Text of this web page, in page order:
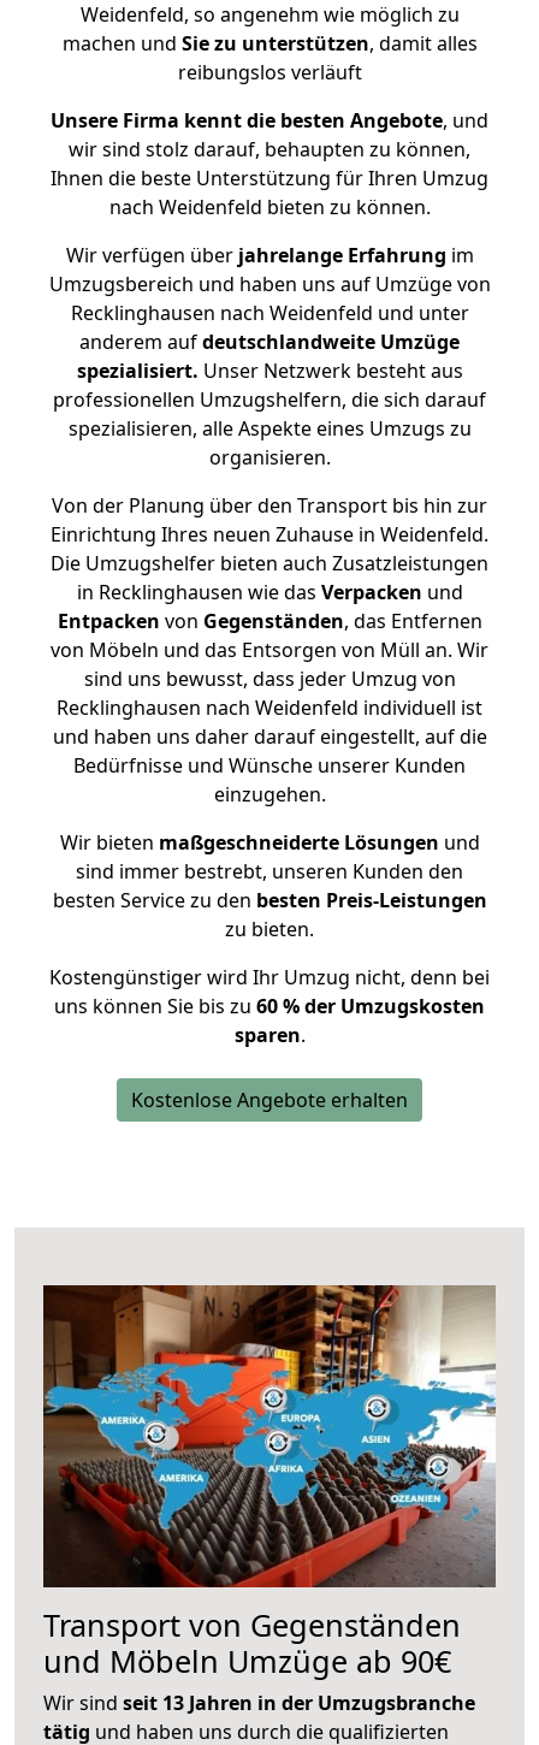
Weidenfeld, so angenehm wie möglich zu
machen und Sie zu unterstützen, damit alles
reibungslos verläuft
Unsere Firma kennt die besten Angebote, und
wir sind stolz darauf, behaupten zu können,
Ihnen die beste Unterstützung für Ihren Umzug
nach Weidenfeld bieten zu können.
Wir verfügen überjahrelange Erfahrung im
Umzugsbereich und haben uns auf Umzüge von
Recklinghausen nach Weidenfeld und unter
anderem aufdeutschlandweite Umzüge
spezialisiert. Unser Netzwerk besteht aus
professionellen Umzugshelfern, die sich darauf
spezialisieren, alle Aspekte eines Umzugs zu
organisieren.
Von der Planung über den Transport bis hin zur
Einrichtung Ihres neuen Zuhause in Weidenfeld.
Die Umzugshelfer bieten auch Zusatzleistungen
in Recklinghausen wie das Verpacken und
Entpacken von Gegenständen, das Entfernen
von Möbeln und das Entsorgen von Müll an. Wir
sind uns bewusst, dass jeder Umzug von
Recklinghausen nach Weidenfeld individuell ist
und haben uns daher darauf eingestellt, auf die
Bedürfnisse und Wünsche unserer Kunden
einzugehen.
Wir bieten maßgeschneiderte Lösungen und
sind immer bestrebt, unseren Kunden den
besten Service zu den besten Preis-Leistungen
zu bieten.
Kostengünstiger wird Ihr Umzug nicht, denn bei
uns können Sie bis zu 60 % der Umzugskosten
sparen.
Kostenlose Angebote erhalten
Transport von Gegenständen
und Möbeln Umzüge ab 90€
Wir sind seit 13 Jahren in der Umzugsbranche
tätig und haben uns durch die qualifizierten